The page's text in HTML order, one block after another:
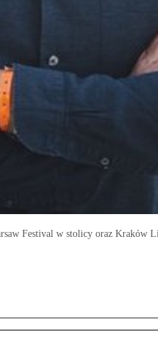
Festival w stolicy oraz Kraków